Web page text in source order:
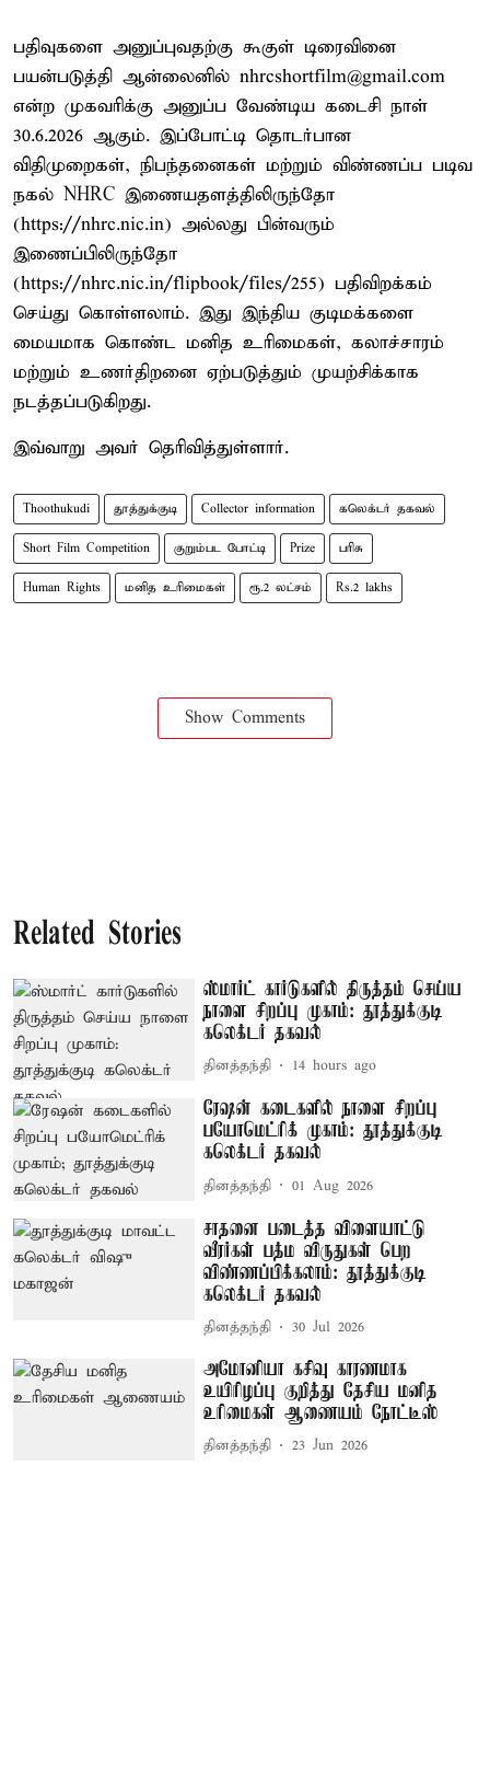
பதிவுகளை அனுப்புவதற்கு கூகுள் டிரைவினை
பயன்படுத்தி ஆன்லைனில் nhrcshortfilm@gmail.com
என்ற முகவரிக்கு அனுப்ப வேண்டிய கடைசி நாள்
30.6.2026 ஆகும். இப்போட்டி தொடர்பான
விதிமுறைகள், நிபந்தனைகள் மற்றும் விண்ணப்ப படிவ
நகல் NHRC இணையதளத்திலிருந்தோ
(https://nhrc.nic.in) அல்லது பின்வரும்
இணைப்பிலிருந்தோ
(https://nhrc.nic.in/flipbook/files/255) பதிவிறக்கம்
செய்து கொள்ளலாம். இது இந்திய குடிமக்களை
மையமாக கொண்ட மனித உரிமைகள், கலாச்சாரம்
மற்றும் உணர்திறனை ஏற்படுத்தும் முயற்சிக்காக
நடத்தப்படுகிறது.
இவ்வாறு அவர் தெரிவித்துள்ளார்.
Thoothukudi தூத்துக்குடி Collector information கலெக்டர் தகவல்
Short Film Competition குறும்பட போட்டி Prize பரிசு
Human Rights மனித உரிமைகள் ரூ.2 லட்சம் Rs.2 lakhs
Show Comments
Related Stories
ஸ்மார்ட் கார்டுகளில் திருத்தம் செய்ய
நாளை சிறப்பு முகாம்: தூத்துக்குடி
கலெக்டர் தகவல்
தினத்தந்தி 14 hours ago
ரேஷன் கடைகளில் நாளை சிறப்பு
பயோமெட்ரிக் முகாம்: தூத்துக்குடி
கலெக்டர் தகவல்
தினத்தந்தி 01 Aug 2026
சாதனை படைத்த விளையாட்டு
வீரர்கள் பத்ம விருதுகள் பெற
விண்ணப்பிக்கலாம்: தூத்துக்குடி
கலெக்டர் தகவல்
தினத்தந்தி 30 Jul 2026
அமோனியா கசிவு காரணமாக
உயிரிழப்பு குறித்து தேசிய மனித
உரிமைகள் ஆணையம் நோட்டீஸ்
தினத்தந்தி 23 Jun 2026